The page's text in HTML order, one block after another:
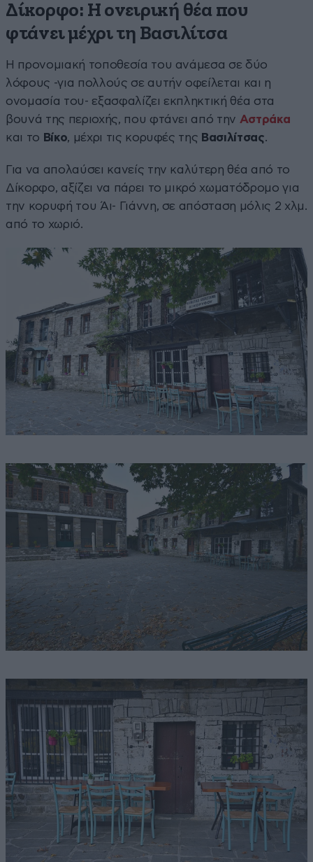
Δίκορφο: Η ονειρική θέα που
φτάνει μέχρι τη Βασιλίτσα
Η προνομιακή τοποθεσία του ανάμεσα σε δύο
λόφους -για πολλούς σε αυτήν οφείλεται και η
ονομασία του- εξασφαλίζει εκπληκτική θέα στα
βουνά της περιοχής, που φτάνει από την Αστράκα
και το Βίκο, μέχρι τις κορυφές της Βασιλίτσας.
Για να απολαύσει κανείς την καλύτερη θέα από το
Δίκορφο, αξίζει να πάρει το μικρό χωματόδρομο για
την κορυφή του Άι- Γιάννη, σε απόσταση μόλις 2 χλμ.
από το χωριό.